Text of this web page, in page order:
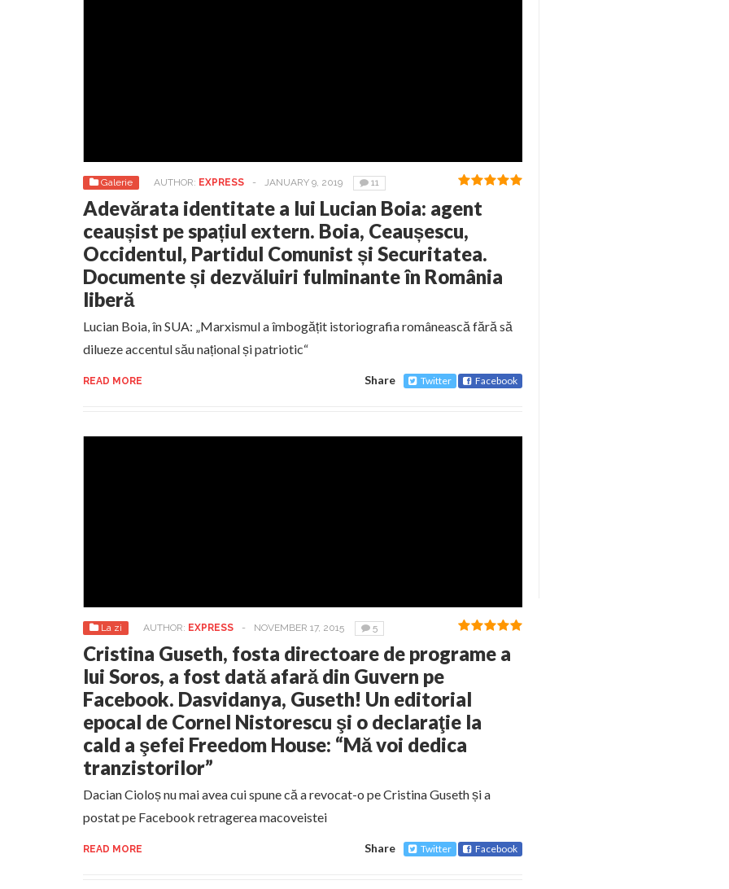
Galerie AUTHOR: EXPRESS - JANUARY 9, 2019 11
Adevărata identitate a lui Lucian Boia: agent
ceaușist pe spațiul extern. Boia, Ceaușescu,
Occidentul, Partidul Comunist și Securitatea.
Documente și dezvăluiri fulminante în România
liberă
Lucian Boia, în SUA: „Marxismul a îmbogățit istoriografia românească fără să
dilueze accentul său național și patriotic“
READ MORE Share Twitter Facebook
La zi AUTHOR: EXPRESS - NOVEMBER 17, 2015 5
Cristina Guseth, fosta directoare de programe a
lui Soros, a fost dată afară din Guvern pe
Facebook. Dasvidanya, Guseth! Un editorial
epocal de Cornel Nistorescu şi o declaraţie la
cald a şefei Freedom House: “Mă voi dedica
tranzistorilor”
Dacian Cioloș nu mai avea cui spune că a revocat-o pe Cristina Guseth și a
postat pe Facebook retragerea macoveistei
READ MORE Share Twitter Facebook